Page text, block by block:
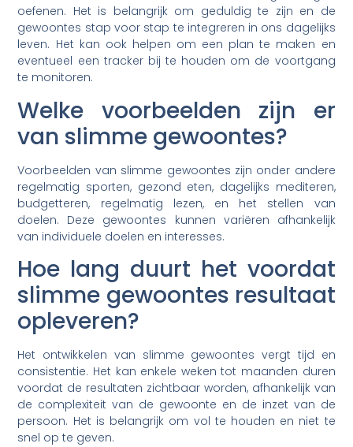
oefenen. Het is belangrijk om geduldig te zijn en de
gewoontes stap voor stap te integreren in ons dagelijks
leven. Het kan ook helpen om een plan te maken en
eventueel een tracker bij te houden om de voortgang
te monitoren.
Welke voorbeelden zijn er
van slimme gewoontes?
Voorbeelden van slimme gewoontes zijn onder andere
regelmatig sporten, gezond eten, dagelijks mediteren,
budgetteren, regelmatig lezen, en het stellen van
doelen. Deze gewoontes kunnen variëren afhankelijk
van individuele doelen en interesses.
Hoe lang duurt het voordat
slimme gewoontes resultaat
opleveren?
Het ontwikkelen van slimme gewoontes vergt tijd en
consistentie. Het kan enkele weken tot maanden duren
voordat de resultaten zichtbaar worden, afhankelijk van
de complexiteit van de gewoonte en de inzet van de
persoon. Het is belangrijk om vol te houden en niet te
snel op te geven.